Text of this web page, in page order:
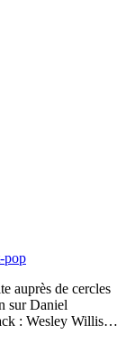
pop
auprès de cercles
sur Daniel
: Wesley Willis…